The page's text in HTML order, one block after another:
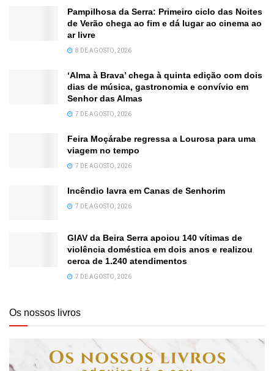
Pampilhosa da Serra: Primeiro ciclo das Noites
de Verão chega ao fim e dá lugar ao cinema ao
ar livre
8 DE AGOSTO, 2026
‘Alma à Brava’ chega à quinta edição com dois
dias de música, gastronomia e convívio em
Senhor das Almas
7 DE AGOSTO, 2026
Feira Moçárabe regressa a Lourosa para uma
viagem no tempo
7 DE AGOSTO, 2026
Incêndio lavra em Canas de Senhorim
7 DE AGOSTO, 2026
GIAV da Beira Serra apoiou 140 vítimas de
violência doméstica em dois anos e realizou
cerca de 1.240 atendimentos
7 DE AGOSTO, 2026
Os nossos livros